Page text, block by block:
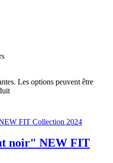
Les options peuvent être
noir" NEW FIT